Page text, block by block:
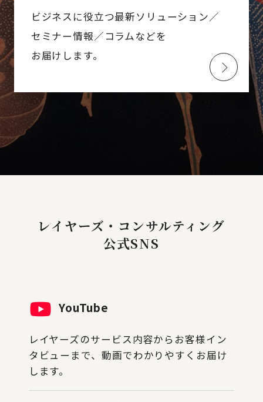
ビジネスに役立つ最新ソリューション／
セミナー情報／コラムなどを
お届けします。
レイヤーズ・コンサルティング
公式SNS
YouTube
レイヤーズのサービス内容からお客様イン
タビューまで、動画でわかりやすくお届け
します。